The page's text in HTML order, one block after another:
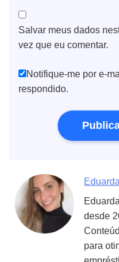
Salvar meus dados
vez que eu comentar.
Notifique-me por e-
respondido.
desde
para